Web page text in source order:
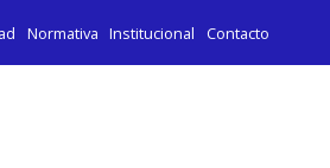
Normativa Institucional Contacto